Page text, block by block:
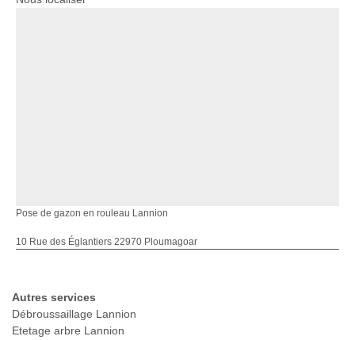
Pose de gazon en rouleau Lannion
10 Rue des Églantiers 22970 Ploumagoar
Autres services
Débroussaillage Lannion
Etetage arbre Lannion